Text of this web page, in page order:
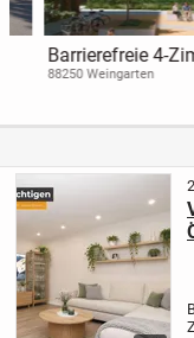
Barrierefreie 4-
Wohnung mit ca. 104
Gäste-WC und
88250 Weingarten